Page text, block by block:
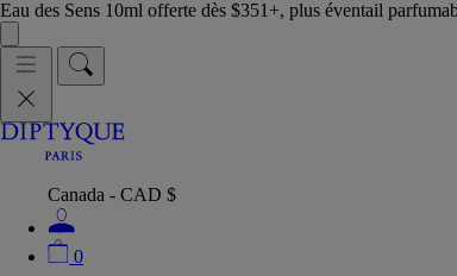
Eau des Sens 10ml offerte dès $351+, plus éventail
Canada - CAD $
0